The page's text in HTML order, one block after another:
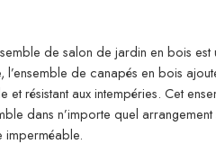
de salon de jardin en bois
l’ensemble de canapés en bois
et résistant aux intempéries. Cet
dans n’importe quel
imperméable.